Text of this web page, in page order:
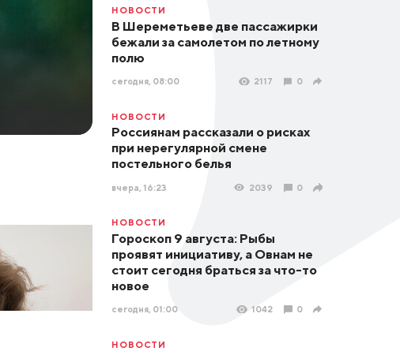
НОВОСТИ
В Шереметьеве две пассажирки
бежали за самолетом по летному
полю
сегодня, 08:00 2117 0
НОВОСТИ
Россиянам рассказали о рисках
при нерегулярной смене
постельного белья
вчера, 16:23 2039 0
НОВОСТИ
Гороскоп 9 августа: Рыбы
проявят инициативу, а Овнам не
стоит сегодня браться за что-то
новое
сегодня, 01:00 1042 0
НОВОСТИ